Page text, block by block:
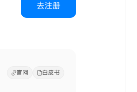
去注册
官网 白皮书